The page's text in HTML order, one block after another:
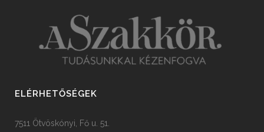
ELÉRHETŐSÉGEK
7511 Ötvöskónyi, Fő u. 51.